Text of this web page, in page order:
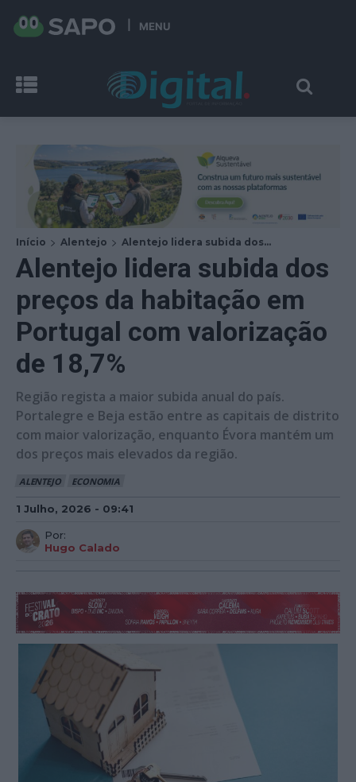
MENU
Início Alentejo Alentejo lidera subida dos...
Alentejo lidera subida dos
preços da habitação em
Portugal com valorização
de 18,7%
Região regista a maior subida anual do país.
Portalegre e Beja estão entre as capitais de distrito
com maior valorização, enquanto Évora mantém um
dos preços mais elevados da região.
ALENTEJO ECONOMIA
1 Julho, 2026 - 09:41
Por:
Hugo Calado